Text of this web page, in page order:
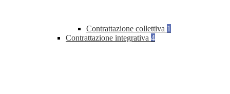
Contrattazione collettiva 1
Contrattazione integrativa 4